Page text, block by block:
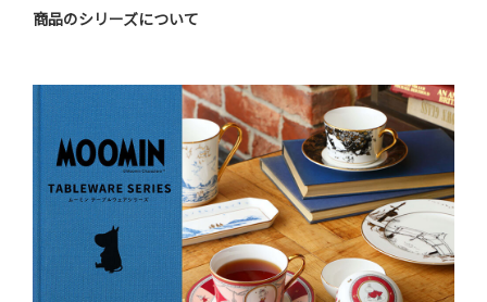
商品のシリーズについて